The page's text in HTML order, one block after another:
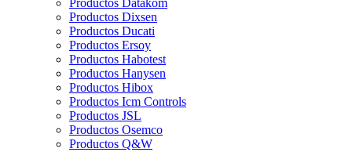
Productos Datakom
Productos Dixsen
Productos Ducati
Productos Ersoy
Productos Habotest
Productos Hanysen
Productos Hibox
Productos Icm Controls
Productos JSL
Productos Osemco
Productos Q&W